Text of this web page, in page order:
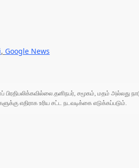
, Google News
சமூகம், மதம் அல்லது
எதிராக உரிய சட்ட நடவடிக்கை எடுக்கப்படும்.